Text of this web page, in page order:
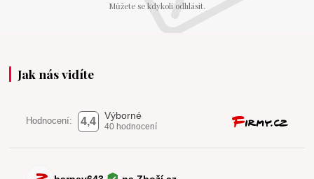
Můžete se kdykoli odhlásit.
Jak nás vidíte